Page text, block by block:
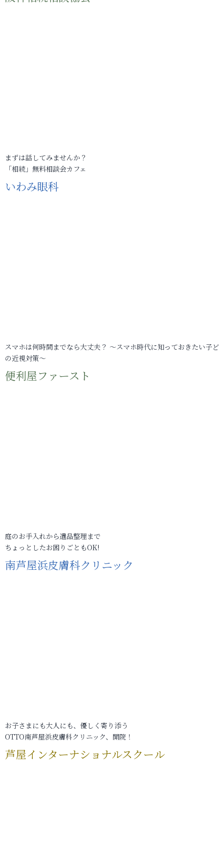
まずは話してみませんか？
「相続」無料相談会カフェ
いわみ眼科
スマホは何時間までなら大丈夫？ ～スマホ時代に知っておきたい子
の近視対策～
便利屋ファースト
庭のお手入れから遺品整理まで
ちょっとしたお困りごともOK!
南芦屋浜皮膚科クリニック
お子さまにも大人にも、優しく寄り添う
OTTO南芦屋浜皮膚科クリニック、開院！
芦屋インターナショナルスクール